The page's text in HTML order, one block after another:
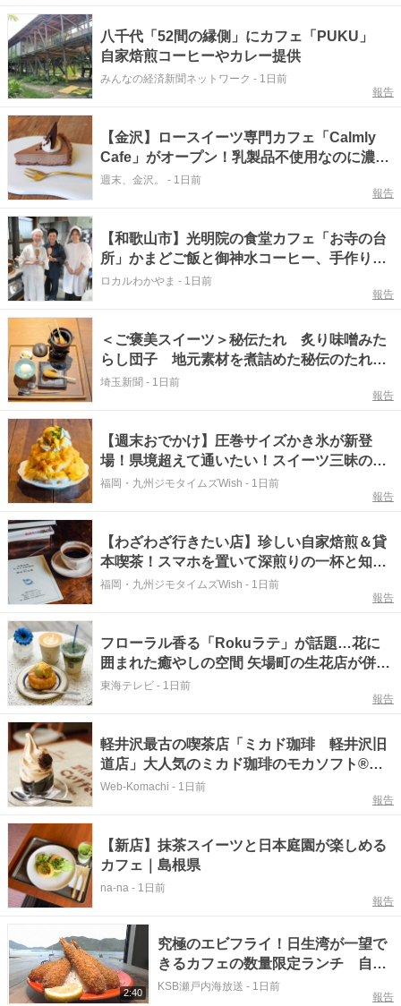
八千代「52間の縁側」にカフェ「PUKU」
自家焙煎コーヒーやカレー提供
みんなの経済新聞ネットワーク - 1日前
報告
【金沢】ロースイーツ専門カフェ「Calmly
Cafe」がオープン！乳製品不使用なのに濃厚
リッチなタルトに夢中♡【NEW OPEN】
週末、金沢。 - 1日前
報告
【和歌山市】光明院の食堂カフェ「お寺の台
所」かまどご飯と御神水コーヒー、手作りお
やつも
ロカルわかやま - 1日前
報告
＜ご褒美スイーツ＞秘伝たれ 炙り味噌みた
らし団子 地元素材を煮詰めた秘伝のたれ
「蔵カフェ山七」
埼玉新聞 - 1日前
報告
【週末おでかけ】圧巻サイズかき氷が新登
場！県境超えて通いたい！スイーツ三昧の白
いカフェ『cafebiyori（カフェビヨリ）』
福岡・九州ジモタイムズWish - 1日前
報告
【わざわざ行きたい店】珍しい自家焙煎＆貸
本喫茶！スマホを置いて深煎りの一杯と知ら
ない一冊を味わう贅沢な時間『たみえる珈琲
店／貸本 利文庫』（福岡・大木町）【まち歩
福岡・九州ジモタイムズWish - 1日前
報告
フローラル香る「Rokuラテ」が話題…花に
囲まれた癒やしの空間 矢場町の生花店が併設
した話題のカフェ
東海テレビ - 1日前
報告
軽井沢最古の喫茶店「ミカド珈琲 軽井沢旧
道店」大人気のミカド珈琲のモカソフト®と
名物のモカゼリーが共演する至福のスイーツ
Web-Komachi - 1日前
報告
【新店】抹茶スイーツと日本庭園が楽しめる
カフェ｜島根県
na-na - 1日前
報告
2:40
究極のエビフライ！日生湾が一望で
きるカフェの数量限定ランチ 自家
製バスクチーズケーキも 岡山【ほ
KSB瀬戸内海放送 - 1日前
報告